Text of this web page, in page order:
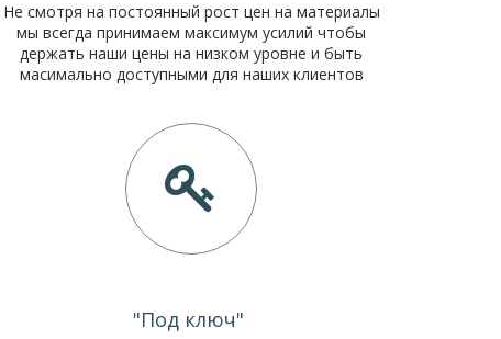
Не смотря на постоянный рост цен на материалы
мы всегда принимаем максимум усилий чтобы
держать наши цены на низком уровне и быть
масимально доступными для наших клиентов
"Под ключ"